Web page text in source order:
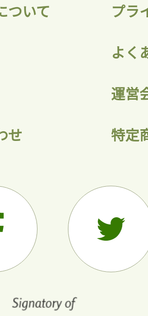
ついて プラ
よく
運営
せ 特定